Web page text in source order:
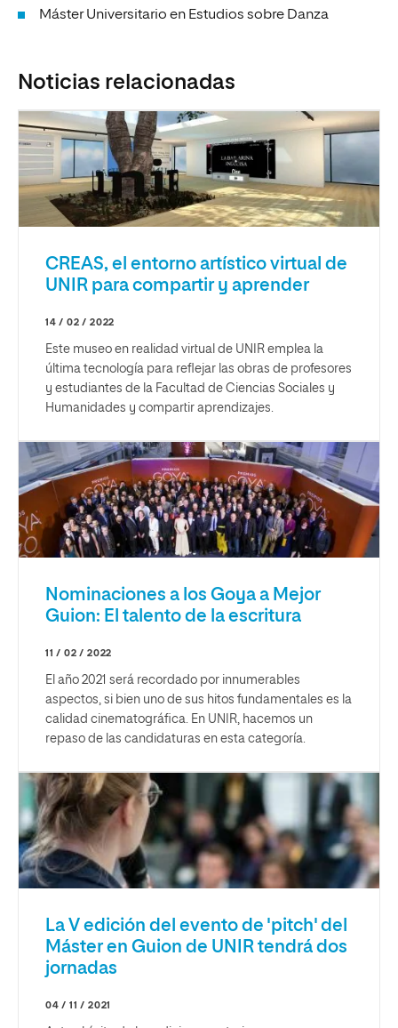
Máster Universitario en Estudios sobre Danza
Noticias relacionadas
CREAS, el entorno artístico virtual de
UNIR para compartir y aprender
14 / 02 / 2022
Este museo en realidad virtual de UNIR emplea la
última tecnología para reflejar las obras de profesores
y estudiantes de la Facultad de Ciencias Sociales y
Humanidades y compartir aprendizajes.
Nominaciones a los Goya a Mejor
Guion: El talento de la escritura
11 / 02 / 2022
El año 2021 será recordado por innumerables
aspectos, si bien uno de sus hitos fundamentales es la
calidad cinematográfica. En UNIR, hacemos un
repaso de las candidaturas en esta categoría.
La V edición del evento de 'pitch' del
Máster en Guion de UNIR tendrá dos
jornadas
04 / 11 / 2021